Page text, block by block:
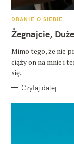
K
T
E
O
R
I
DBANIE O SIEBIE
Żegnajcie,
Mimo tego, że nie
ciąży on na mnie i
się..
Czytaj dalej